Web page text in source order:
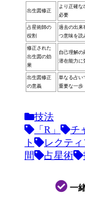
出生図修正
より正確
必要
占星術師の
役割
過去の出来
つ意味を読
修正された
出生図の効
果
自己理解の
潜在能力に
出生図修正
の意義
単なる占い
重要な一歩
技法
「R」
チ
ト
レクテ
間
占星術
一